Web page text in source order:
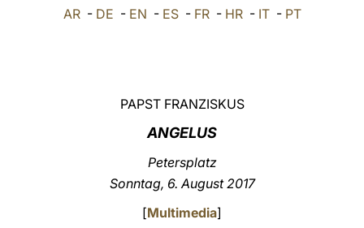
AR- DE - EN - ES- FR- HR- IT- PT
PAPST FRANZISKUS
ANGELUS
Petersplatz
Sonntag, 6. August 2017
[Multimedia]